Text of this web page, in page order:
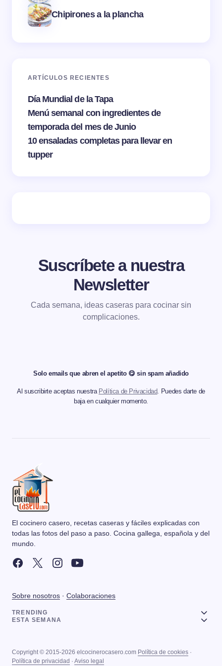
Chipirones a la plancha
ARTÍCULOS RECIENTES
Día Mundial de la Tapa
Menú semanal con ingredientes de
temporada del mes de Junio
10 ensaladas completas para llevar en
tupper
Suscríbete a nuestra
Newsletter
Cada semana, ideas caseras para cocinar sin
complicaciones.
Solo emails que abren el apetito 😋 sin spam añadido
Al suscribirte aceptas nuestra Política de Privacidad. Puedes darte de
baja en cualquier momento.
El cocinero casero, recetas caseras y fáciles explicadas con
todas las fotos del paso a paso. Cocina gallega, española y del
mundo.
Sobre nosotros · Colaboraciones
TRENDING
ESTA SEMANA
Copyright © 2015-2026 elcocinerocasero.com Política de cookies ·
Política de privacidad · Aviso legal